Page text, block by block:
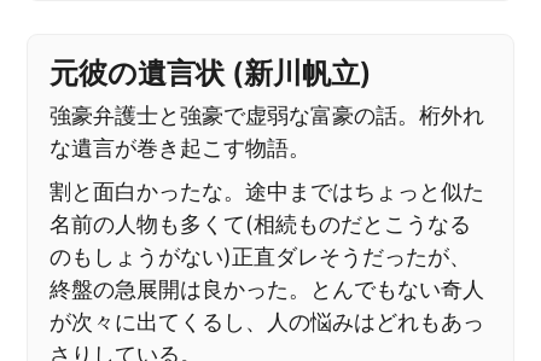
元彼の遺言状 (新川帆立)
強豪弁護士と強豪で虚弱な富豪の話。桁外れ
な遺言が巻き起こす物語。
割と面白かったな。途中まではちょっと似た
名前の人物も多くて(相続ものだとこうなる
のもしょうがない)正直ダレそうだったが、
終盤の急展開は良かった。とんでもない奇人
が次々に出てくるし、人の悩みはどれもあっ
さりしている。